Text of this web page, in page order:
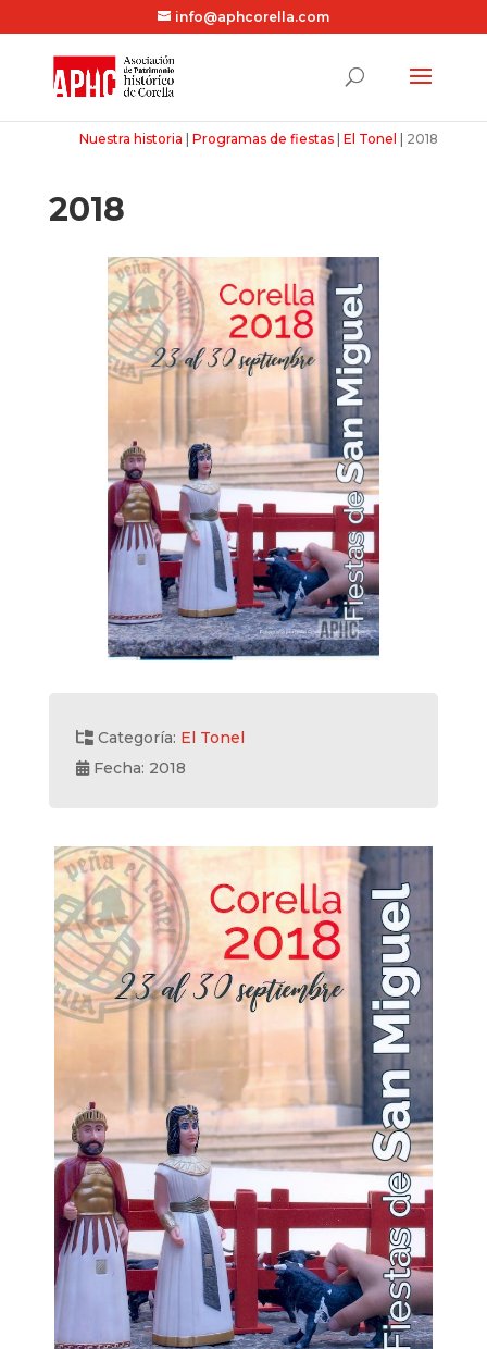
info@aphcorella.com
Nuestra historia |Programas de fiestas |El Tonel 2018
2018
Categoría: El Tonel
Fecha: 2018